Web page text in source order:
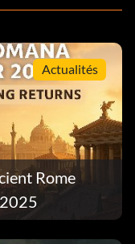
Actualités
Rome